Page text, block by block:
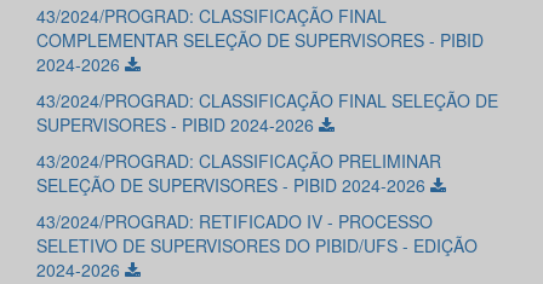
43/2024/PROGRAD: CLASSIFICAÇÃO FINAL
COMPLEMENTAR SELEÇÃO DE SUPERVISORES - PIBID
2024-2026
43/2024/PROGRAD: CLASSIFICAÇÃO FINAL SELEÇÃO DE
SUPERVISORES - PIBID 2024-2026
43/2024/PROGRAD: CLASSIFICAÇÃO PRELIMINAR
SELEÇÃO DE SUPERVISORES - PIBID 2024-2026
43/2024/PROGRAD: RETIFICADO IV - PROCESSO
SELETIVO DE SUPERVISORES DO PIBID/UFS - EDIÇÃO
2024-2026